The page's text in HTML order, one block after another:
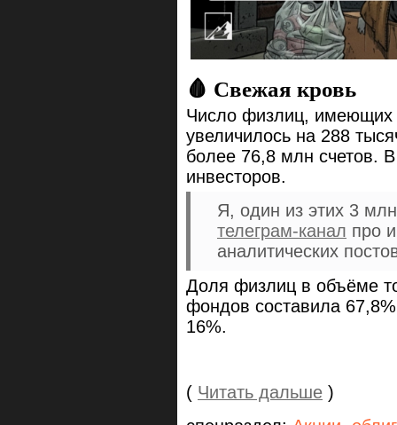
🩸 Свежая кровь
Число физлиц, имеющих
увеличилось на 288
более 76,8 млн счетов.
инвесторов.
Я, один из этих 3
телеграм-канал про
аналитических
Доля физлиц в объёме
фондов составила
16%.
( Читать дальше )